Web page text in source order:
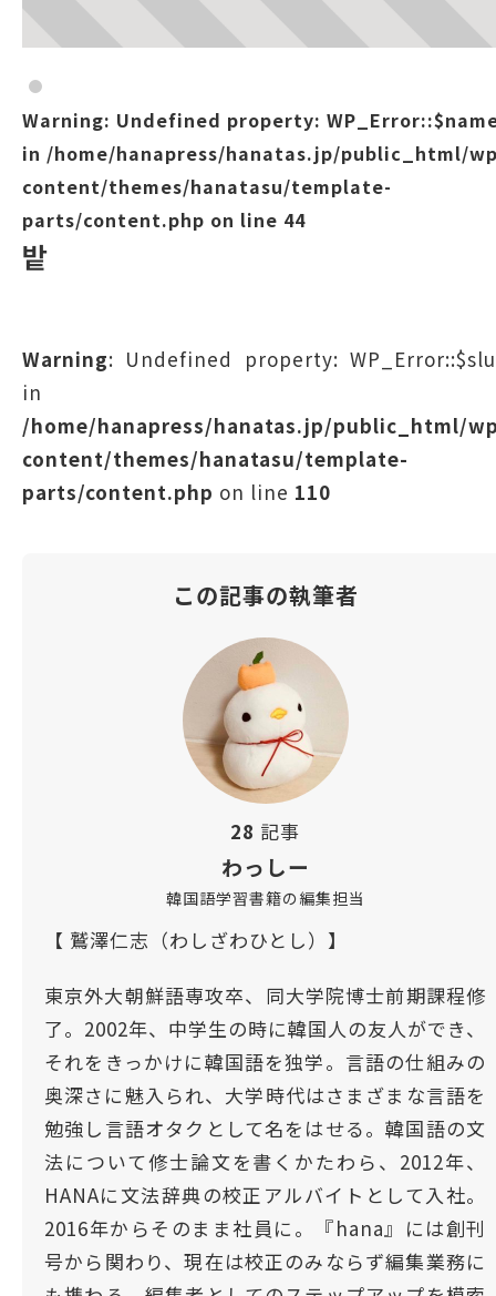
Warning: Undefined property:
in /home/hanapress/hanatas.jp/public_html/
content/themes/hanatasu/template-
parts/content.php on line 44
밭
Warning: Undefined property:
in
/home/hanapress/hanatas.jp/public_html/
content/themes/hanatasu/template-
parts/content.php on line 110
この記事の執筆者
28 記事
わっしー
韓国語学習書籍の編集担当
【 鷲澤仁志（わしざわひとし）】
東京外大朝鮮語専攻卒、同大学院博士前期課程修
了。2002年、中学生の時に韓国人の友人ができ、
それをきっかけに韓国語を独学。言語の仕組みの
奥深さに魅入られ、大学時代はさまざまな言語を
勉強し言語オタクとして名をはせる。韓国語の文
法について修士論文を書くかたわら、2012年、
HANAに文法辞典の校正アルバイトとして入社。
2016年からそのまま社員に。『hana』には創刊
号から関わり、現在は校正のみならず編集業務に